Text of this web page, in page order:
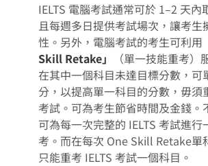
IELTS 電腦考試通常可於 1–2 天內
且每週多日提供考試場次，讓考生
性。另外，電腦考試的考生可利用
Skill Retake」
（單一技能重考）
在其中一個科目未達目標分數，可
分，以提高單一科目的分數，毋須
考試。可為考生節省時間及金錢。
可為每一次完整的 IELTS 考試進行
考。而在每次 One Skill Retake單
只能重考 IELTS 考試一個科目。